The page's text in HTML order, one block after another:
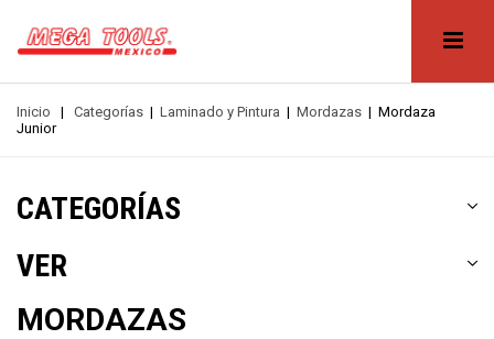
Inicio | Categorías | Laminado y Pintura | Mordazas | Mordaza
Junior
CATEGORÍAS
VER
MORDAZAS